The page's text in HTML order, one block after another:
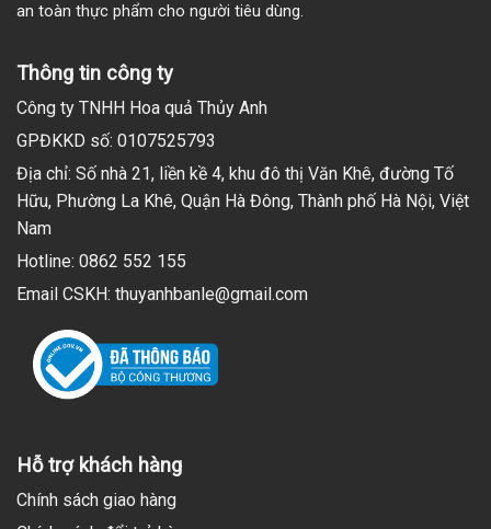
an toàn thực phẩm cho người tiêu dùng.
Thông tin công ty
Công ty TNHH Hoa quả Thủy Anh
GPĐKKD số: 0107525793
Địa chỉ: Số nhà 21, liền kề 4, khu đô thị Văn Khê, đường Tố
Hữu, Phường La Khê, Quận Hà Đông, Thành phố Hà Nội, Việt
Nam
Hotline: 0862 552 155
Email CSKH: thuyanhbanle@gmail.com
Hỗ trợ khách hàng
Chính sách giao hàng